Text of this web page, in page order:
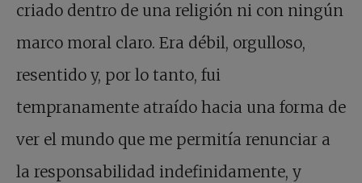
criado dentro de una religión ni con ningún
marco moral claro. Era débil, orgulloso,
resentido y, por lo tanto, fui
tempranamente atraído hacia una forma de
ver el mundo que me permitía renunciar a
la responsabilidad indefinidamente, y